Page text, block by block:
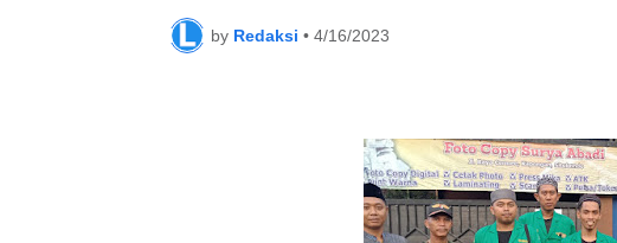
by Redaksi • 4/16/2023